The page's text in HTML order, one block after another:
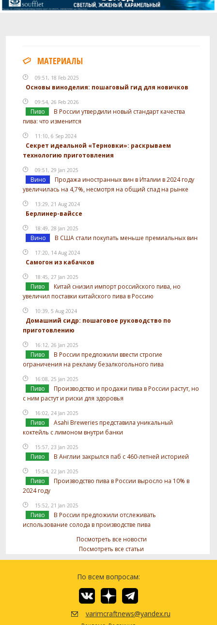
МАТЕРИАЛЫ
09:51, 18 Feb 2025
Основы виноделия: пошаговый гид для новичков
09:54, 26 Feb 2026
Пиво
В России утвердили новый стандарт качества
пива: что изменится
11:10, 6 Sep 2024
Секрет идеальной «Терновки»: раскрываем
технологию приготовления
09:51, 29 Jan 2025
Вино
Продажа иностранных вин в Италии в 2024 году
увеличилась на 4,7%, несмотря на общий спад на рынке
13:29, 21 Aug 2024
Берлинер-вайссе
18:49, 28 Jan 2025
Вино В США стали покупать меньше премиальных вин
17:20, 14 Aug 2024
Самогон из кабачков
18:45, 27 Jan 2025
Пиво
Китай снизил импорт российского пива, но
увеличил поставки китайского пива в Россию
10:39, 5 Aug 2024
Домашний сидр: пошаговое руководство по
приготовлению
16:12, 26 Jan 2025
Пиво
В России предложили ввести строгие
ограничения на рекламу безалкогольного пива
16:08, 25 Jan 2025
Пиво
Производство и продажи пива в России растут, но
с ним растут и риски для здоровья
16:02, 24 Jan 2025
Пиво
Asahi Breweries представила уникальный
коктейль с лимоном внутри банки
15:57, 23 Jan 2025
Пиво В Англии закрылся паб с 460-летней историей
15:54, 22 Jan 2025
Пиво
Производство пива в России выросло на 10% в
2024 году
15:52, 21 Jan 2025
Пиво
В России предложили отслеживать
использование солода в производстве пива
Посмотреть все новости
Посмотреть все статьи
По всем вопросам:
varimcraftnews@yandex.ru